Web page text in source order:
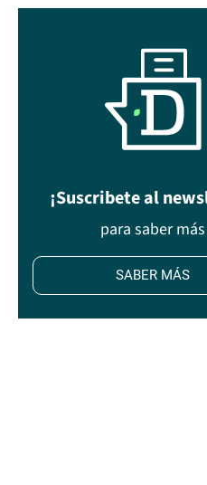
¡Suscribete al
para saber más
SABER MÁS